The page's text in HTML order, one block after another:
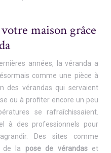
maison grâce
années, la véranda a
comme une pièce à
des vérandas qui servaient
ou à profiter encore un peu
se rafraîchissaient.
à des professionnels pour
Des sites comme
de la pose de vérandaset